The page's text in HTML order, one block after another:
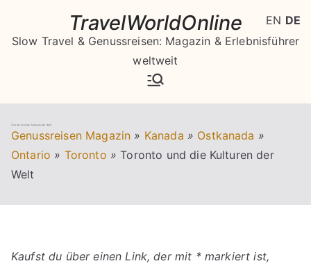
springen
TravelWorldOnline
Slow Travel & Genussreisen: Magazin & Erlebnisführer
weltweit
Toronto und die Kulturen der Welt
Genussreisen Magazin » Kanada » Ostkanada »
Ontario » Toronto » Toronto und die Kulturen der
Welt
Kaufst du über einen Link, der mit * markiert ist,
EN DE